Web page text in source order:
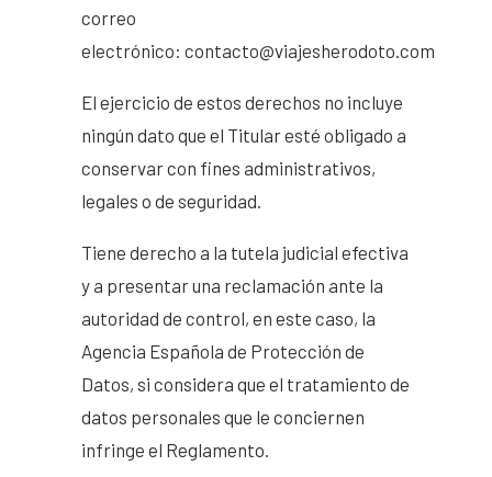
correo
electrónico: contacto@viajesherodoto.com
El ejercicio de estos derechos no incluye
ningún dato que el Titular esté obligado a
conservar con fines administrativos,
legales o de seguridad.
Tiene derecho a la tutela judicial efectiva
y a presentar una reclamación ante la
autoridad de control, en este caso, la
Agencia Española de Protección de
Datos, si considera que el tratamiento de
datos personales que le conciernen
infringe el Reglamento.